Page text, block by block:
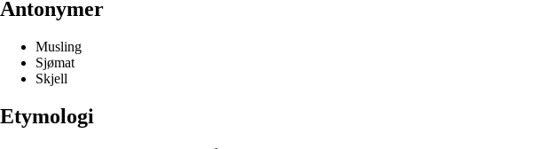
Antonymer
Musling
Sjømat
Skjell
Etymologi